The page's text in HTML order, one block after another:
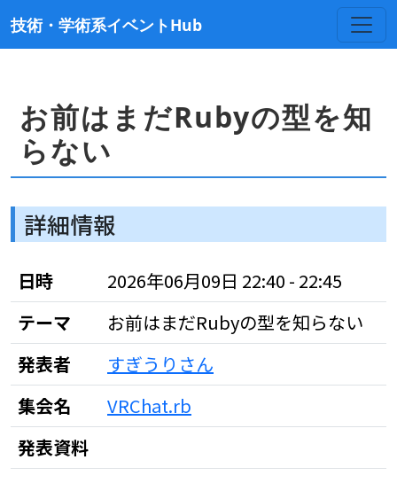
技術・学術系イベントHub
お前はまだRubyの型を知
らない
詳細情報
日時
2026年06月09日 22:40 - 22:45
テーマ
お前はまだRubyの型を知らない
発表者
すぎうりさん
集会名
VRChat.rb
発表資料